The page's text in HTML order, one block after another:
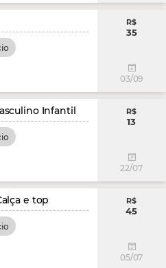
R$
35
03/09
Infantil R$
13
22/07
e top R$
45
05/07